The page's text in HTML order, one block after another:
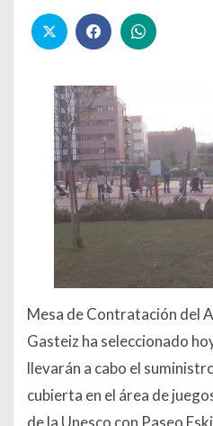
Mesa de Contratación del
Gasteiz ha seleccionado
llevarán a cabo el
cubierta en el área de
de la Unesco con Paseo